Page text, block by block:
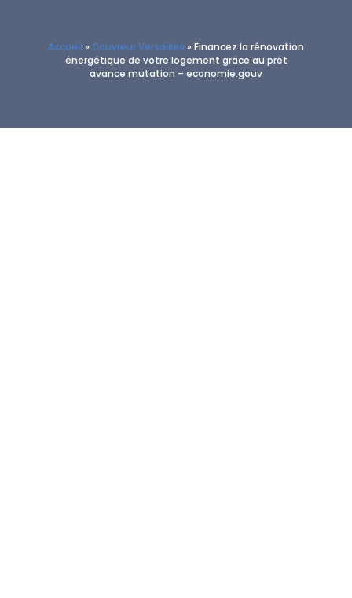
Accueil » Couvreur Versailles » Financez la rénovation
énergétique de votre logement grâce au prêt
avance mutation – economie.gouv